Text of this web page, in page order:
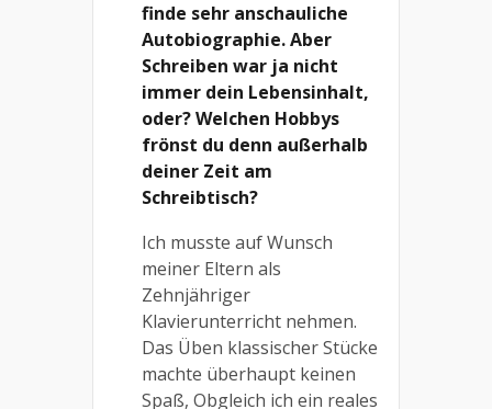
finde sehr anschauliche
Autobiographie. Aber
Schreiben war ja nicht
immer dein Lebensinhalt,
oder? Welchen Hobbys
frönst du denn außerhalb
deiner Zeit am
Schreibtisch?
Ich musste auf Wunsch
meiner Eltern als
Zehnjähriger
Klavierunterricht nehmen.
Das Üben klassischer Stücke
machte überhaupt keinen
Spaß, Obgleich ich ein reales